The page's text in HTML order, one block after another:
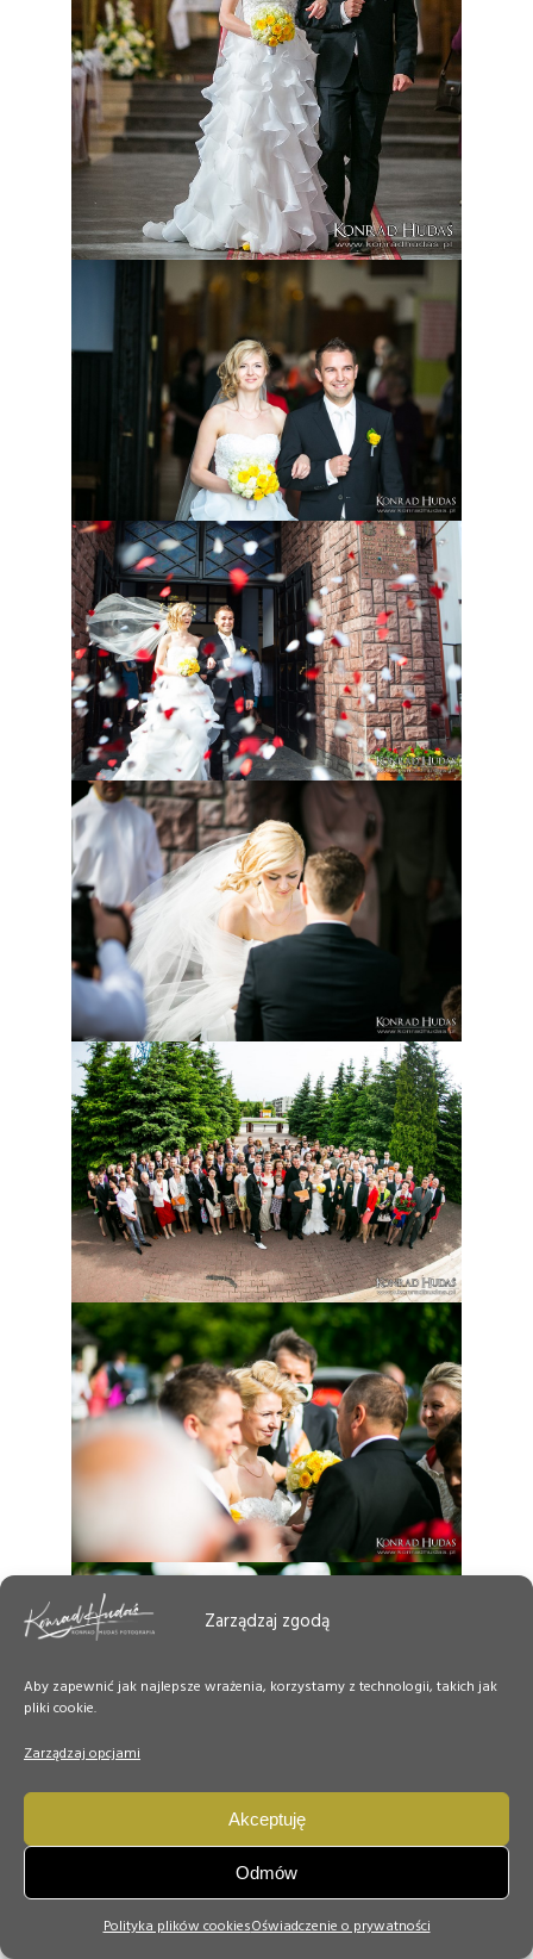
Zarządzaj zgodą
Aby zapewnić jak najlepsze wrażenia, korzystamy z technologii, takich jak
pliki cookie.
Zarządzaj opcjami
Akceptuję
Odmów
Polityka plików cookiesOświadczenie o prywatności